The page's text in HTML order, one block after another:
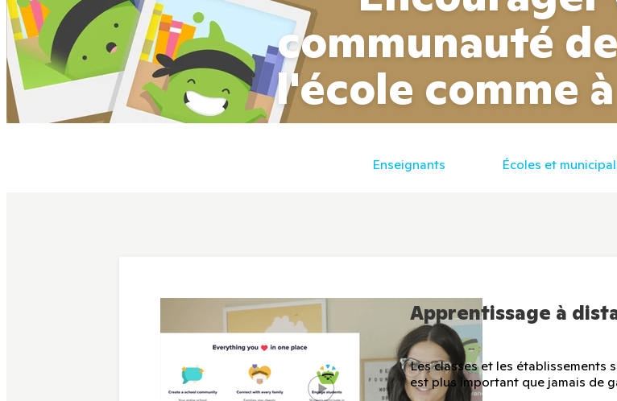
communauté
l'école comme
Enseignants Écoles et
Apprentissage à
Les classes et les établissements
est plus important que jamais de